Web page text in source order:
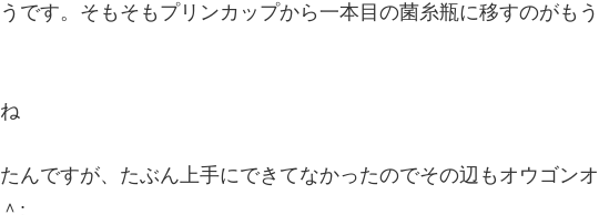
です。そもそもプリンカップから一本目の菌糸瓶に移すのがもう
んですが、たぶん上手にできてなかったのでその辺もオウゴンオ
;